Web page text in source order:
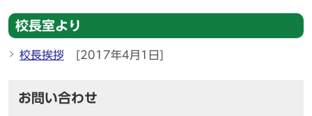
校長室より
校長挨拶 [2017年4月1日]
お問い合わせ